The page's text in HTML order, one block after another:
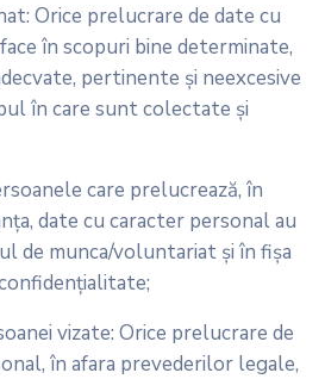
Orice prelucrare de date cu
în scopuri bine determinate,
pertinente şi neexcesive
în care sunt colectate şi
care prelucrează, în
date cu caracter personal au
de munca/voluntariat şi în fișa
vizate: Orice prelucrare de
în afara prevederilor legale,